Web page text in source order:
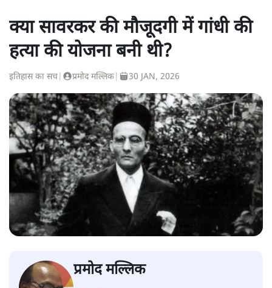
क्या सावरकर की मौजूदगी में गांधी की
हत्या की योजना बनी थी?
इतिहास का सच प्रमोद मल्लिक 30 JAN, 2026
प्रमोद मल्लिक